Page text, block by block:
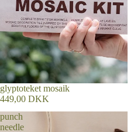
glyptoteket mosaik
449,00 DKK
punch
needle